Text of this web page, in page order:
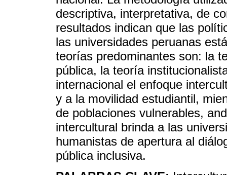
descriptiva, interpretativa, de
resultados indican que las
las universidades peruanas
teorías predominantes son: la
pública, la teoría
internacional el enfoque
y a la movilidad estudiantil,
de poblaciones vulnerables,
intercultural brinda a las
humanistas de apertura al
pública inclusiva.